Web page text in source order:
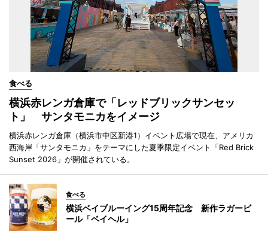
食べる
横浜赤レンガ倉庫で「レッドブリックサンセッ
ト」 サンタモニカをイメージ
横浜赤レンガ倉庫（横浜市中区新港1）イベント広場で現在、アメリカ
西海岸「サンタモニカ」をテーマにした夏季限定イベント「Red Brick
Sunset 2026」が開催されている。
食べる
横浜ベイブルーイング15周年記念 新作ラガービ
ール「ベイヘル」